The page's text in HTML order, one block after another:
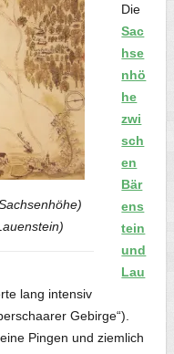
Die
Sac
hse
nhö
he
zwi
sch
en
Bär
ens
tein
und
Lau
lang intensiv
Gebirge“).
Pingen und ziemlich